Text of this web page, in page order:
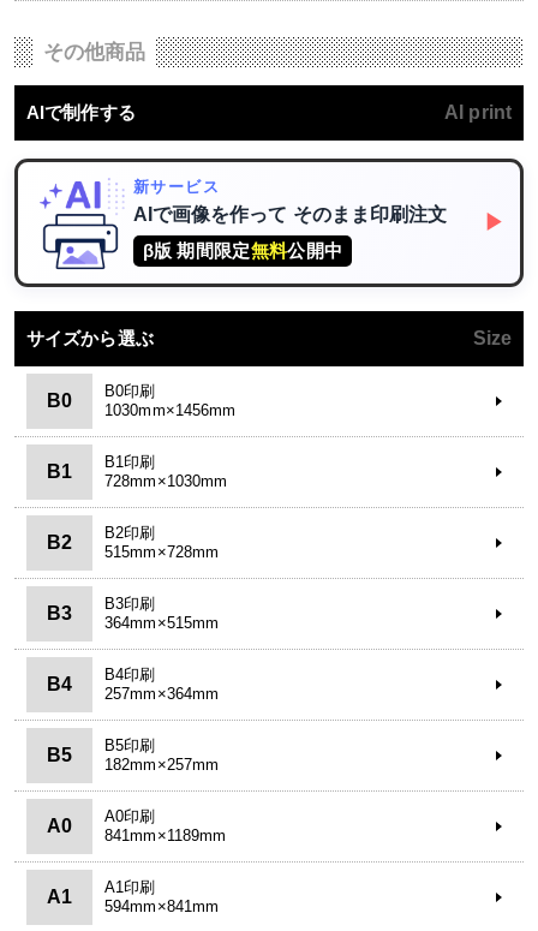
その他商品
AIで制作する AI print
新サービス
AIで画像を作って そのまま印刷注文
β版 期間限定無料公開中
▶
サイズから選ぶ Size
B0
B0印刷
1030mm×1456mm
B1
B1印刷
728mm×1030mm
B2
B2印刷
515mm×728mm
B3
B3印刷
364mm×515mm
B4
B4印刷
257mm×364mm
B5
B5印刷
182mm×257mm
A0
A0印刷
841mm×1189mm
A1
A1印刷
594mm×841mm